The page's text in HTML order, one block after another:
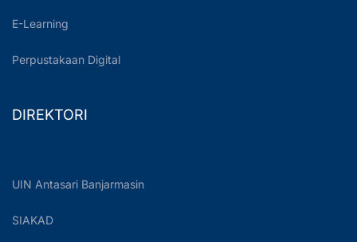
E-Learning
Perpustakaan Digital
DIREKTORI
UIN Antasari Banjarmasin
SIAKAD